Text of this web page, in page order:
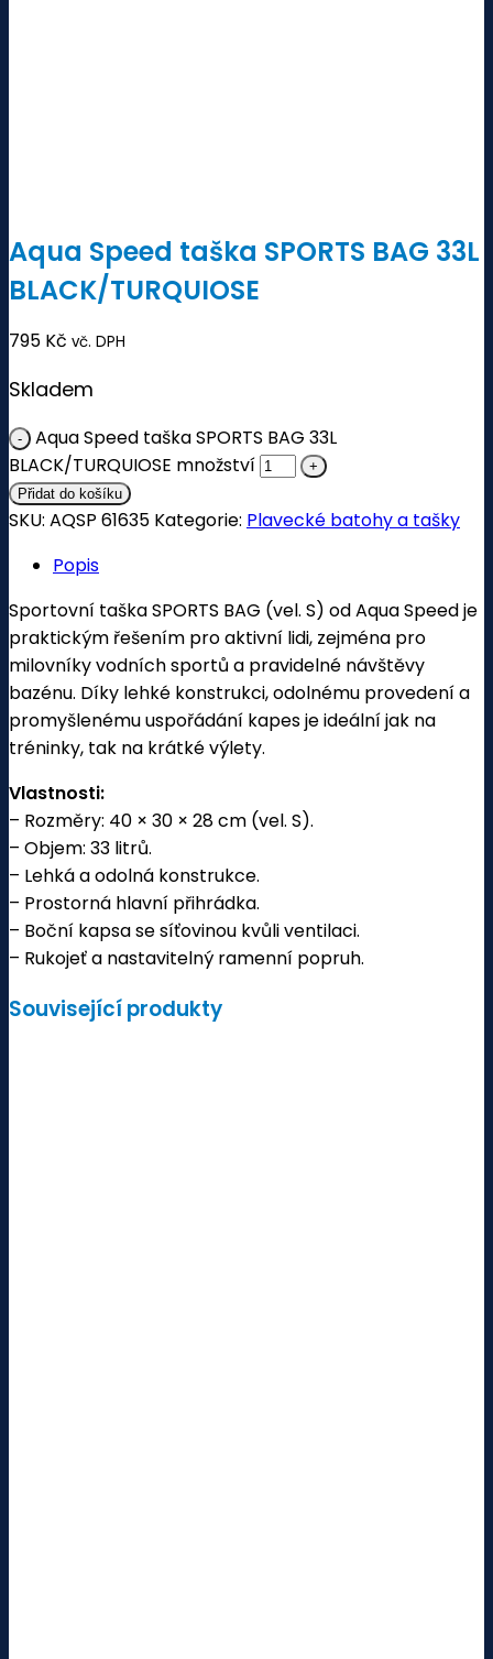
Aqua Speed taška SPORTS BAG 33L
BLACK/TURQUIOSE
795 Kč vč. DPH
Skladem
Aqua Speed taška SPORTS BAG 33L
BLACK/TURQUIOSE množství
Přidat do košíku
SKU: AQSP 61635 Kategorie: Plavecké batohy a tašky
Popis
Sportovní taška SPORTS BAG (vel. S) od Aqua Speed je
praktickým řešením pro aktivní lidi, zejména pro
milovníky vodních sportů a pravidelné návštěvy
bazénu. Díky lehké konstrukci, odolnému provedení a
promyšlenému uspořádání kapes je ideální jak na
tréninky, tak na krátké výlety.
Vlastnosti:
– Rozměry: 40 × 30 × 28 cm (vel. S).
– Objem: 33 litrů.
– Lehká a odolná konstrukce.
– Prostorná hlavní přihrádka.
– Boční kapsa se síťovinou kvůli ventilaci.
– Rukojeť a nastavitelný ramenní popruh.
Související produkty